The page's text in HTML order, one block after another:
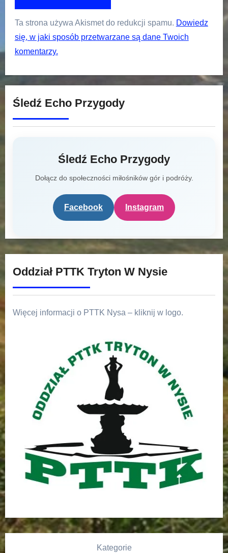
Ta strona używa Akismet do redukcji spamu. Dowiedz
się, w jaki sposób przetwarzane są dane Twoich
komentarzy.
Śledź Echo Przygody
Śledź Echo Przygody
Dołącz do społeczności miłośników gór i podróży.
Facebook Instagram
Oddział PTTK Tryton W Nysie
Więcej informacji o PTTK Nysa – kliknij w logo.
Kategorie